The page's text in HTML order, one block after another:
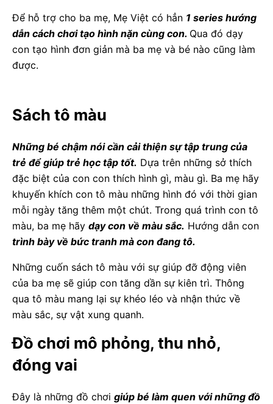
Để hỗ trợ cho ba mẹ, Mẹ Việt có hẳn 1 series hướng
dẫn cách chơi tạo hình nặn cùng con. Qua đó dạy
con tạo hình đơn giản mà ba mẹ và bé nào cũng làm
được.
Sách tô màu
Những bé chậm nói cần cải thiện sự tập trung của
trẻ để giúp trẻ học tập tốt. Dựa trên những sở thích
đặc biệt của con con thích hình gì, màu gì. Ba mẹ hãy
khuyến khích con tô màu những hình đó với thời gian
mỗi ngày tăng thêm một chút. Trong quá trình con tô
màu, ba mẹ hãy dạy con về màu sắc. Hướng dẫn con
trình bày về bức tranh mà con đang tô.
Những cuốn sách tô màu với sự giúp đỡ động viên
của ba mẹ sẽ giúp con tăng dần sự kiên trì. Thông
qua tô màu mang lại sự khéo léo và nhận thức về
màu sắc, sự vật xung quanh.
Đồ chơi mô phỏng, thu nhỏ,
đóng vai
Đây là những đồ chơi giúp bé làm quen với những đồ